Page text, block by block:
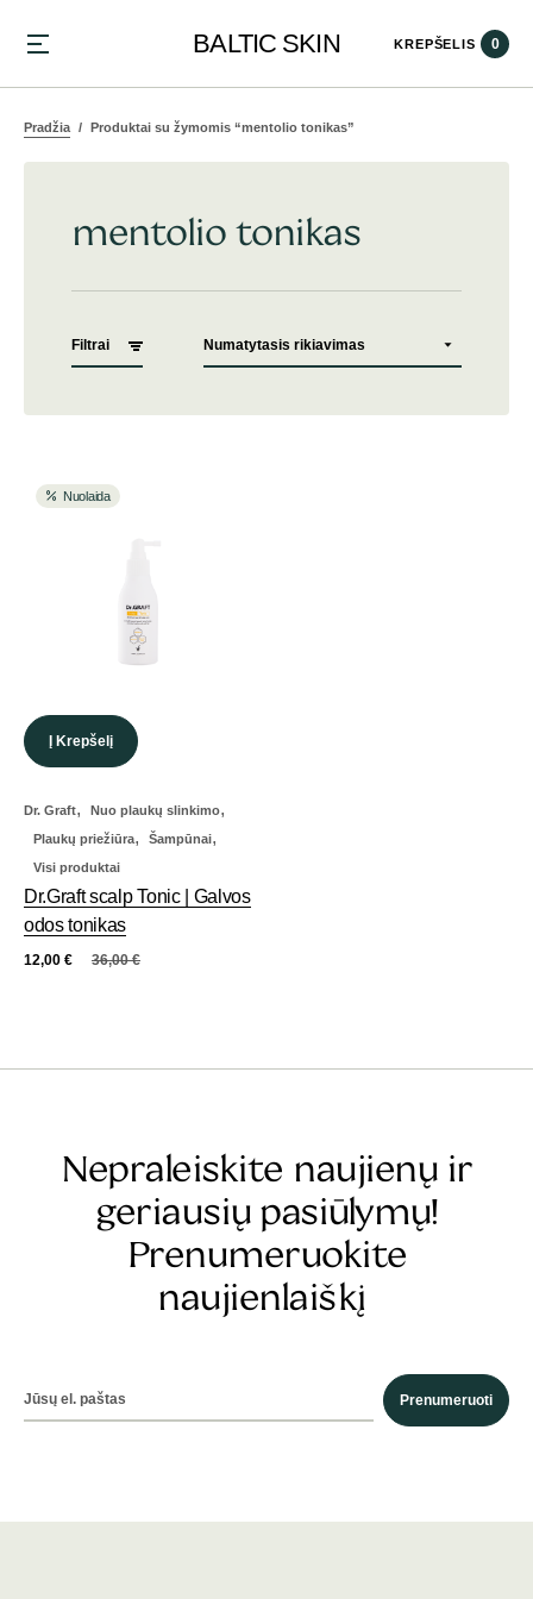
BALTIC SKIN KREPŠELIS 0
Pradžia Produktai su žymomis “mentolio tonikas”
mentolio tonikas
Filtrai
Nuolaida
Į Krepšelį
Dr. Graft, Nuo plaukų slinkimo,
Plaukų priežiūra, Šampūnai,
Visi produktai
Dr.Graft scalp Tonic | Galvos
odos tonikas
36,00€
12,00 €
Nepraleiskite naujienų ir
geriausių pasiūlymų!
Prenumeruokite
naujienlaiškį
Prenumeruoti